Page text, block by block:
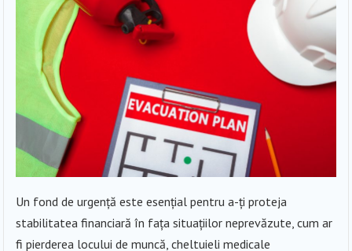
Un fond de urgență este esențial pentru a-ți proteja
stabilitatea financiară în fața situațiilor neprevăzute, cum ar
fi pierderea locului de muncă, cheltuieli medicale